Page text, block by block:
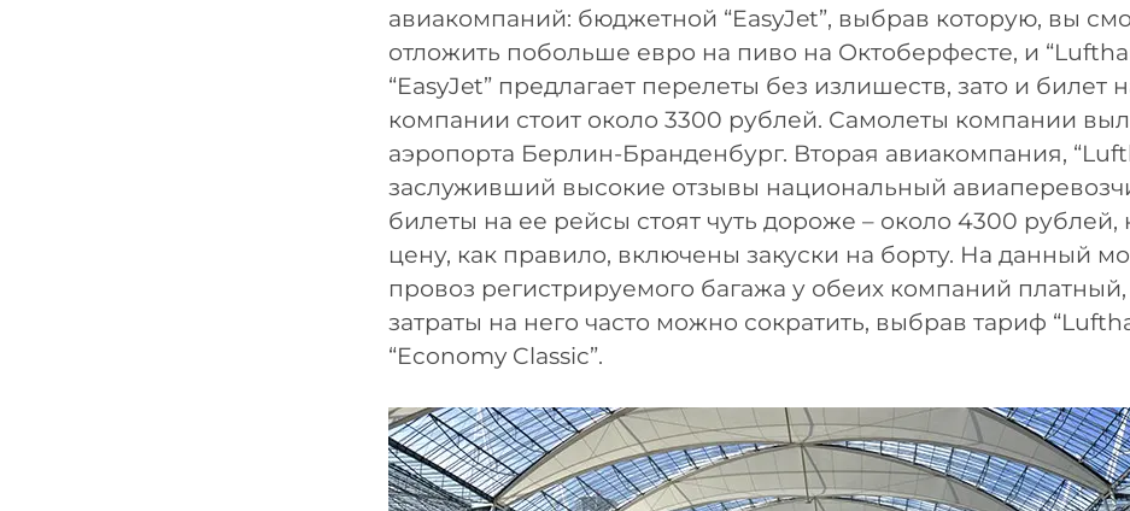
авиакомпаний: бюджетной “EasyJet”, выбрав которую, вы
отложить побольше евро на пиво на Октоберфесте, и
“EasyJet” предлагает перелеты без излишеств, зато и билет
компании стоит около 3300 рублей. Самолеты компании
аэропорта Берлин-Бранденбург. Вторая авиакомпания,
заслуживший высокие отзывы национальный
билеты на ее рейсы стоят чуть дороже – около 4300 рублей,
цену, как правило, включены закуски на борту. На данный
провоз регистрируемого багажа у обеих компаний
затраты на него часто можно сократить, выбрав тариф
“Economy Classic”.